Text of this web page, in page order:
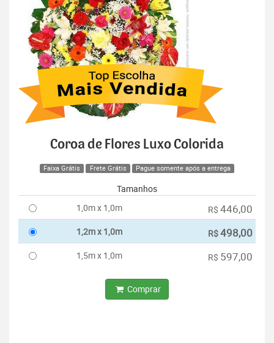
Coroa de Flores Luxo Colorida
Faixa Grátis Frete Grátis Pague somente após a entrega
Tamanhos
1,0m x 1,0m
R$ 446,00
1,2m x 1,0m R$498,00
1,5m x 1,0m R$ 597,00
Comprar